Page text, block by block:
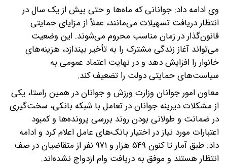
وی ادامه داد: جوانانی که ماه‌ها و حتی بیش از یک سال در
انتظار دریافت تسهیلات می‌مانند، عملاً از مزایای حمایتی
قانون‌گذار در زمان مناسب محروم می‌شوند. این وضعیت
می‌تواند آغاز زندگی مشترک را به تأخیر بیندازد، هزینه‌های
خانوار را افزایش دهد و در نهایت اعتماد عمومی به
سیاست‌های حمایتی دولت را تضعیف کند.
معاون امور جوانان وزارت ورزش و جوانان در همین راستا، یکی
از مشکلات دیرینه جوانان در تعامل با شبکه بانکی، سخت‌گیری
در ضمانت و طولانی بودن روند بررسی پرونده‌ها و کمبود
اعتبارات مورد نیاز در اختیار بانک‌های عامل اعلام کرد و ادامه
داد: طبق آمار تا کنون ۵۴۹ هزار و ۹۷۱ نفر از متقاضیان در صف
انتظار هستند و موفق به دریافت وام ازدواج نشده‌اند.